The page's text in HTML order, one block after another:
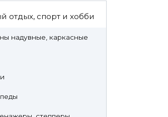
отдых, спорт и хобби
надувные, каркасные